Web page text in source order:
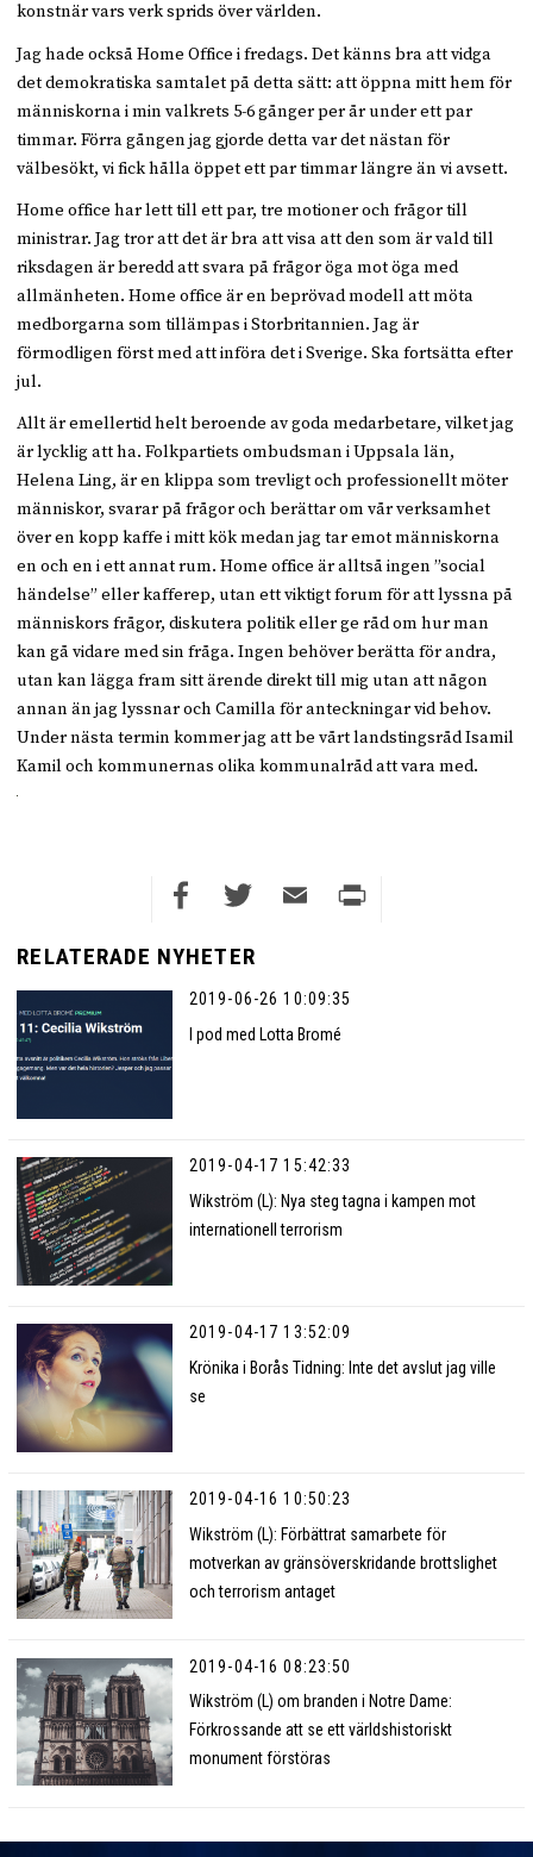
RELATERADE NYHETER
2019-06-26 10:09:35
I pod med Lotta Bromé
2019-04-17 15:42:33
Wikström (L): Nya steg tagna i kampen mot
internationell terrorism
2019-04-17 13:52:09
Krönika i Borås Tidning: Inte det avslut jag ville
se
2019-04-16 10:50:23
Wikström (L): Förbättrat samarbete för
motverkan av gränsöverskridande brottslighet
och terrorism antaget
2019-04-16 08:23:50
Wikström (L) om branden i Notre Dame:
Förkrossande att se ett världshistoriskt
monument förstöras
konstnär vars verk sprids över världen.
Jag hade också Home Office i fredags. Det känns bra att vidga
det demokratiska samtalet på detta sätt: att öppna mitt hem för
människorna i min valkrets 5-6 gånger per år under ett par
timmar. Förra gången jag gjorde detta var det nästan för
välbesökt, vi fick hålla öppet ett par timmar längre än vi avsett.
Home office har lett till ett par, tre motioner och frågor till
ministrar. Jag tror att det är bra att visa att den som är vald till
riksdagen är beredd att svara på frågor öga mot öga med
allmänheten. Home office är en beprövad modell att möta
medborgarna som tillämpas i Storbritannien. Jag är
förmodligen först med att införa det i Sverige. Ska fortsätta efter
jul.
Allt är emellertid helt beroende av goda medarbetare, vilket jag
är lycklig att ha. Folkpartiets ombudsman i Uppsala län,
Helena Ling, är en klippa som trevligt och professionellt möter
människor, svarar på frågor och berättar om vår verksamhet
över en kopp kaffe i mitt kök medan jag tar emot människorna
en och en i ett annat rum. Home office är alltså ingen ”social
händelse” eller kafferep, utan ett viktigt forum för att lyssna på
människors frågor, diskutera politik eller ge råd om hur man
kan gå vidare med sin fråga. Ingen behöver berätta för andra,
utan kan lägga fram sitt ärende direkt till mig utan att någon
annan än jag lyssnar och Camilla för anteckningar vid behov.
Under nästa termin kommer jag att be vårt landstingsråd Isamil
Kamil och kommunernas olika kommunalråd att vara med.
Facebook
Twitter
Email